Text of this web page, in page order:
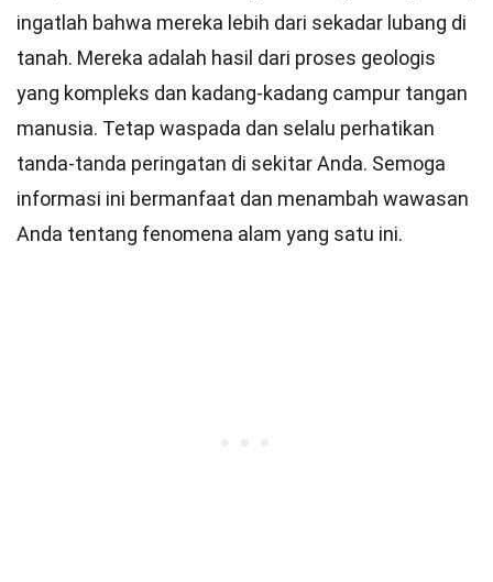
ingatlah bahwa mereka lebih dari sekadar lubang di
tanah. Mereka adalah hasil dari proses geologis
yang kompleks dan kadang-kadang campur tangan
manusia. Tetap waspada dan selalu perhatikan
tanda-tanda peringatan di sekitar Anda. Semoga
informasi ini bermanfaat dan menambah wawasan
Anda tentang fenomena alam yang satu ini.